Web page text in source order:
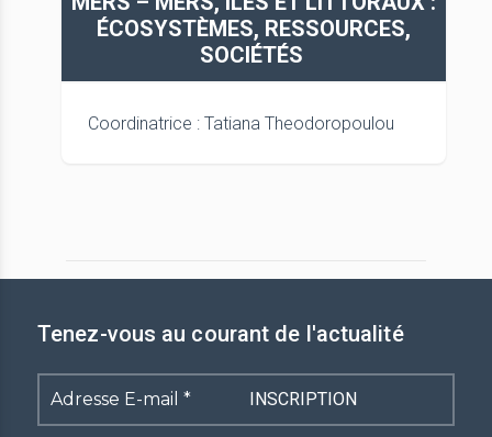
ÉCOSYSTÈMES, RESSOURCES,
SOCIÉTÉS
Coordinatrice : Tatiana Theodoropoulou
Tenez-vous au courant de l'actualité
Adresse
E-